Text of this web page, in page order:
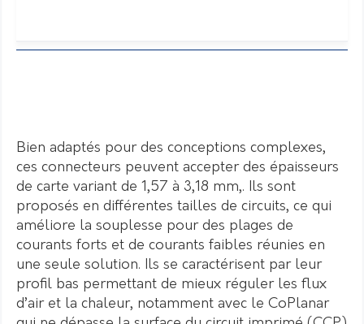
Bien adaptés pour des conceptions complexes,
ces connecteurs peuvent accepter des épaisseurs
de carte variant de 1,57 à 3,18 mm,. Ils sont
proposés en différentes tailles de circuits, ce qui
améliore la souplesse pour des plages de
courants forts et de courants faibles réunies en
une seule solution. Ils se caractérisent par leur
profil bas permettant de mieux réguler les flux
d’air et la chaleur, notamment avec le CoPlanar